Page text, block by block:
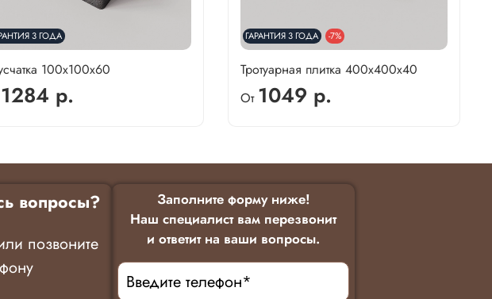
3 ГОДА
100х100х60
1284 р.
ГАРАНТИЯ 3 ГОДА -7%
Тротуарная плитка 400х400х40
От 1049 р.
вопросы?
позвоните
Заполните форму ниже!
Наш специалист вам перезвонит
и ответит на ваши вопросы.